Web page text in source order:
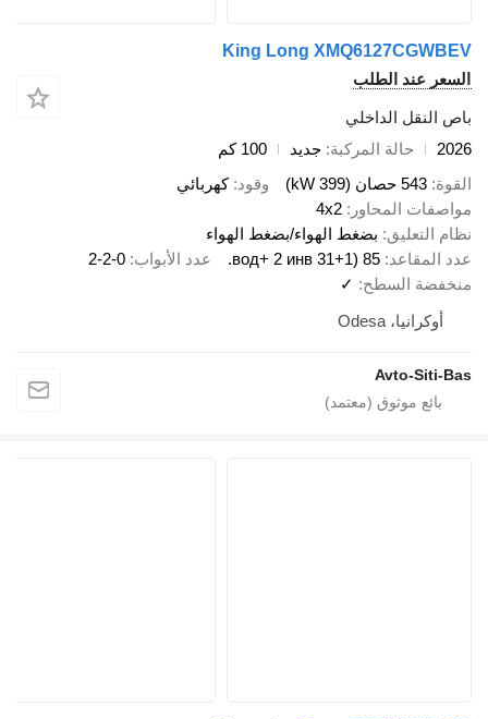
King Long
عند الطلب
النقل الداخلي
حالة المركبة جديد
100 كم
543 حصان (399 kW) وقود كهربائي
المحاور 4x2
التعليق بضغط الهواء/بضغط الهواء
المقاعد 85 (31+1 вод+ 2 инв. عدد الأبواب 2-2-0
السطح ✓
أوكرانيا، Odesa
Avto-Siti-